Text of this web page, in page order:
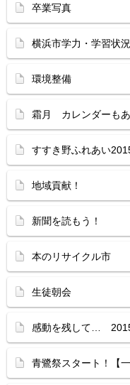
卒業写真
横浜市学力・学習状
環境整備
霜月 カレンダーもあ
すすき野ふれあい
地域貢献！
新聞を読もう！
本のリサイクル市
生徒朝会
感動を残して… 2015
青鷺祭スタート！【一